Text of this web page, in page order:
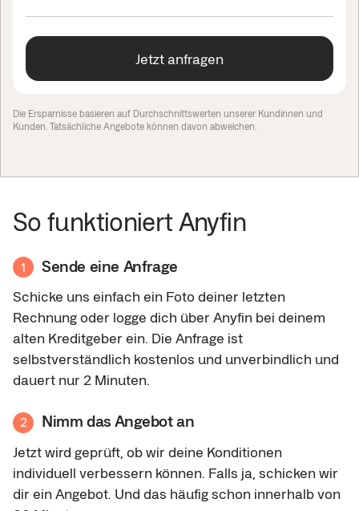
Jetzt anfragen
Die Ersparnisse basieren auf Durchschnittswerten unserer Kundinnen und
Kunden. Tatsächliche Angebote können davon abweichen.
So funktioniert Anyfin
1 Sende eine Anfrage
Schicke uns einfach ein Foto deiner letzten
Rechnung oder logge dich über Anyfin bei deinem
alten Kreditgeber ein. Die Anfrage ist
selbstverständlich kostenlos und unverbindlich und
dauert nur 2 Minuten.
2 Nimm das Angebot an
Jetzt wird geprüft, ob wir deine Konditionen
individuell verbessern können. Falls ja, schicken wir
dir ein Angebot. Und das häufig schon innerhalb von